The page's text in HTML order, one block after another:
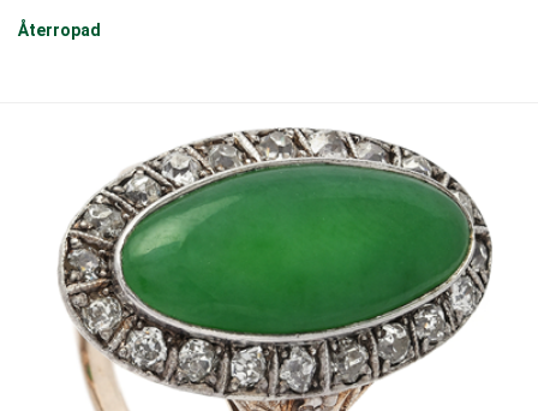
diamanter med nagg.
Återropad